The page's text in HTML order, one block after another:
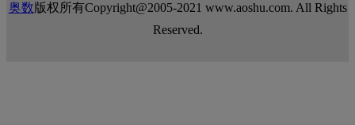
奥数版权所有Copyright@2005-2021 www.aoshu.com. All Rights
Reserved.